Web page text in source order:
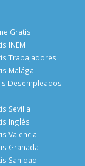
Gratis
INEM
Trabajadores
Malága
Desempleados
Sevilla
Inglés
Valencia
Granada
Sanidad